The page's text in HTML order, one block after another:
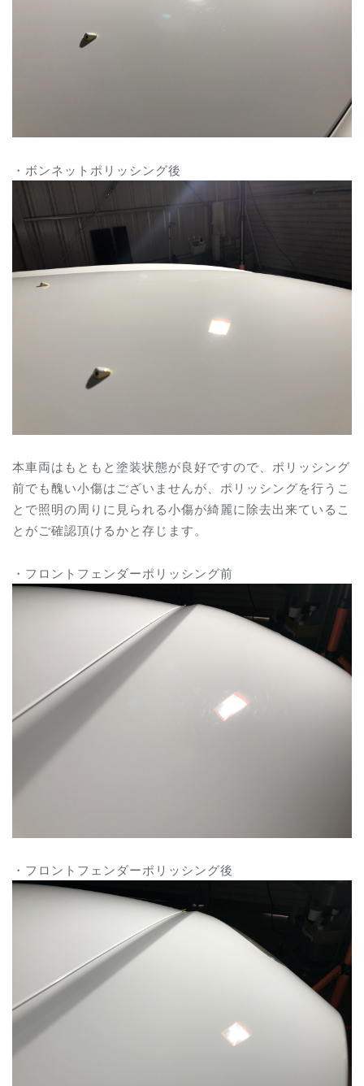
・ボンネットポリッシング後
本車両はもともと塗装状態が良好ですので、ポリッシング
前でも醜い小傷はございませんが、ポリッシングを行うこ
とで照明の周りに見られる小傷が綺麗に除去出来ているこ
とがご確認頂けるかと存じます。
・フロントフェンダーポリッシング前
・フロントフェンダーポリッシング後